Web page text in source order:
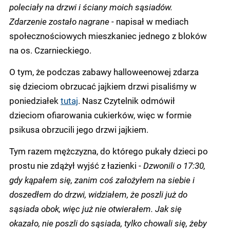
poleciały na drzwi i ściany moich sąsiadów.
Zdarzenie zostało nagrane - napisał w mediach
społecznościowych mieszkaniec jednego z bloków
na os. Czarnieckiego.
O tym, że podczas zabawy halloweenowej zdarza
się dzieciom obrzucać jajkiem drzwi pisaliśmy w
poniedziałek tutaj. Nasz Czytelnik odmówił
dzieciom ofiarowania cukierków, więc w formie
psikusa obrzucili jego drzwi jajkiem.
Tym razem mężczyzna, do którego pukały dzieci po
prostu nie zdążył wyjść z łazienki -Dzwonili o 17:30,
gdy kąpałem się, zanim coś założyłem na siebie i
doszedłem do drzwi, widziałem, że poszli już do
sąsiada obok, więc już nie otwierałem. Jak się
okazało, nie poszli do sąsiada, tylko chowali się, żeby